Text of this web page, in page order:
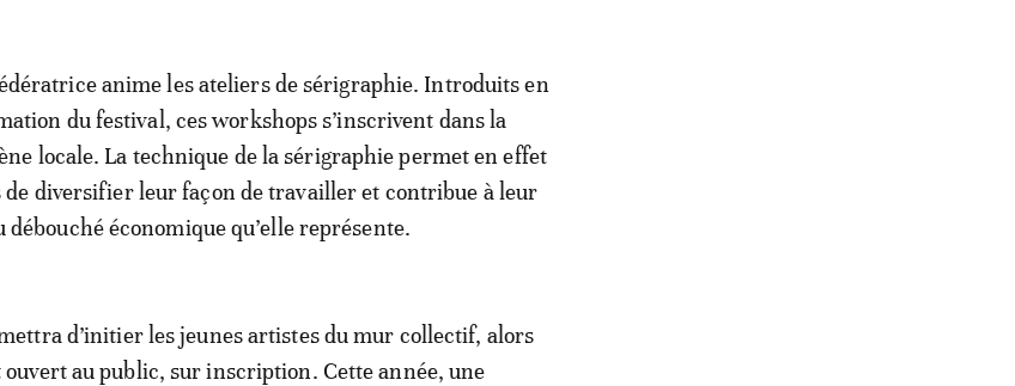
anime les ateliers de sérigraphie. Introduits en
du festival, ces workshops s’inscrivent dans la
locale. La technique de la sérigraphie permet en effet
diversifier leur façon de travailler et contribue à leur
économique qu’elle représente.
d’initier les jeunes artistes du mur collectif, alors
ouvert au public, sur inscription. Cette année, une